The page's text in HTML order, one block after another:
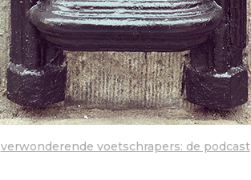
verwonderende voetschrapers: de podcast